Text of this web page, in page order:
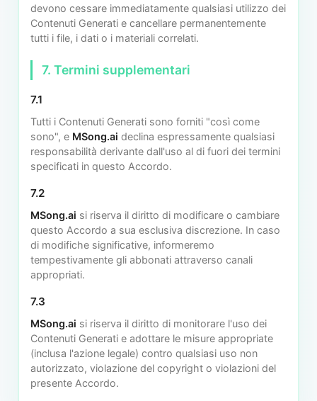
devono cessare immediatamente qualsiasi utilizzo dei
Contenuti Generati e cancellare permanentemente
tutti i file, i dati o i materiali correlati.
7. Termini supplementari
7.1
Tutti i Contenuti Generati sono forniti "così come
sono", e MSong.ai declina espressamente qualsiasi
responsabilità derivante dall'uso al di fuori dei termini
specificati in questo Accordo.
7.2
MSong.ai si riserva il diritto di modificare o cambiare
questo Accordo a sua esclusiva discrezione. In caso
di modifiche significative, informeremo
tempestivamente gli abbonati attraverso canali
appropriati.
7.3
MSong.ai si riserva il diritto di monitorare l'uso dei
Contenuti Generati e adottare le misure appropriate
(inclusa l'azione legale) contro qualsiasi uso non
autorizzato, violazione del copyright o violazioni del
presente Accordo.